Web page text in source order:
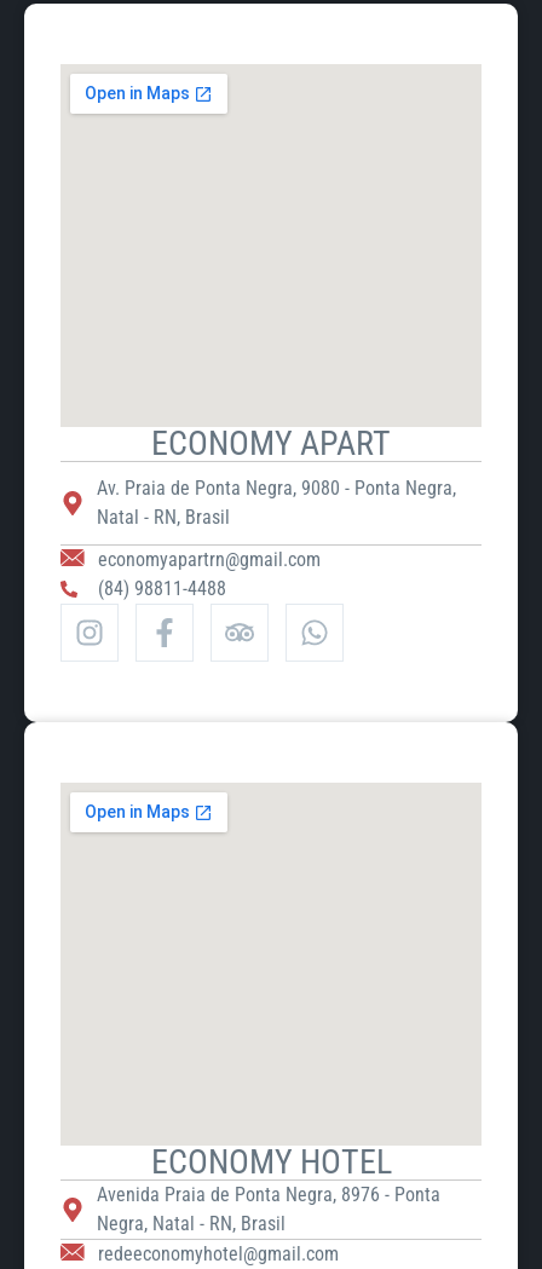
ECONOMY APART
Av. Praia de Ponta Negra, 9080 - Ponta Negra,
Natal - RN, Brasil
economyapartrn@gmail.com
(84) 98811-4488
ECONOMY HOTEL
Avenida Praia de Ponta Negra, 8976 - Ponta
Negra, Natal - RN, Brasil
redeeconomyhotel@gmail.com